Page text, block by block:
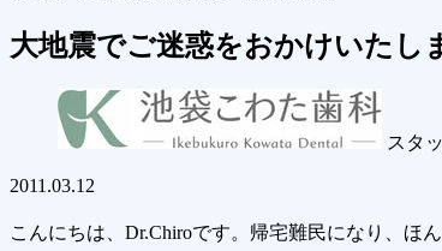
大地震でご迷惑をおかけいたし
スタ
2011.03.12
こんにちは、Dr.Chiroです。帰宅難民になり、ほ